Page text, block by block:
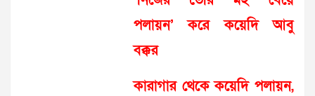
পলায়ন’ করে কয়েদি আবু
বক্কর
কারাগার থেকে কয়েদি পলায়ন,